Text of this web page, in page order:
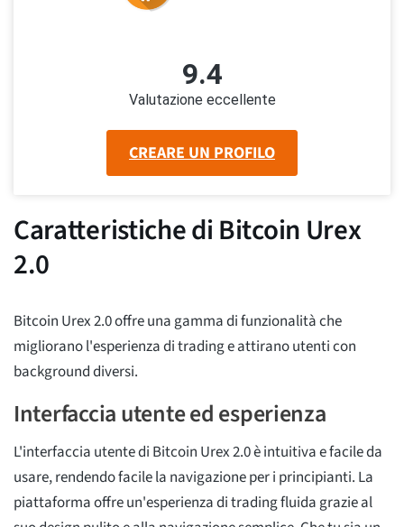
9.4
Valutazione eccellente
CREARE UN PROFILO
Caratteristiche di Bitcoin Urex
2.0
Bitcoin Urex 2.0 offre una gamma di funzionalità che
migliorano l'esperienza di trading e attirano utenti con
background diversi.
Interfaccia utente ed esperienza
L'interfaccia utente di Bitcoin Urex 2.0 è intuitiva e facile da
usare, rendendo facile la navigazione per i principianti. La
piattaforma offre un'esperienza di trading fluida grazie al